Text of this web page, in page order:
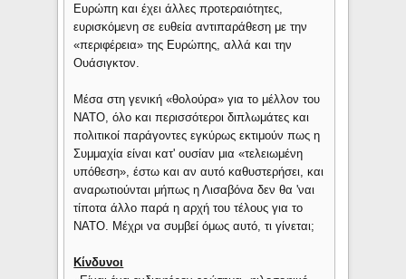
Ευρώπη και έχει άλλες προτεραιότητες,
ευρισκόμενη σε ευθεία αντιπαράθεση με την
«περιφέρεια» της Ευρώπης, αλλά και την
Ουάσιγκτον.
Μέσα στη γενική «θολούρα» για το μέλλον του
ΝΑΤΟ, όλο και περισσότεροι διπλωμάτες και
πολιτικοί παράγοντες εγκύρως εκτιμούν πως η
Συμμαχία είναι κατ' ουσίαν μια «τελειωμένη
υπόθεση», έστω και αν αυτό καθυστερήσει, και
αναρωτιούνται μήπως η Λισαβόνα δεν θα 'ναι
τίποτα άλλο παρά η αρχή του τέλους για το
ΝΑΤΟ. Μέχρι να συμβεί όμως αυτό, τι γίνεται;
Κίνδυνοι